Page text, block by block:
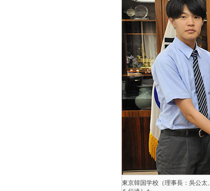
東京韓国学校（理事長：吳公太